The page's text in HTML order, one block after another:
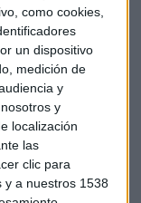
como cookies,
un dispositivo
medición de
y
y
localización
las
clic para
y a nuestros 1538
y el ejercicio.
ayudar a
de salud
Suprecio es de
de peso
que el plan
sobre los